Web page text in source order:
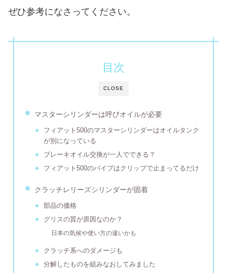
ぜひ参考になさってください。
CLOSE
目次
マスターシリンダーは呼びオイルが必要
フィアット500のマスターシリンダーはオイルタンク
が別になっている
ブレーキオイル交換が一人でできる？
フィアット500のパイプはクリップで止まってるだけ
クラッチレリーズシリンダーが固着
部品の価格
グリスの質が原因なのか？
日本の気候や使い方の違いかも
クラッチ系へのダメージも
分解したものを組みなおしてみました